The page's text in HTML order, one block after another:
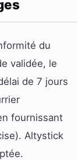
du
validée, le
de 7 jours
fournissant
Altystick